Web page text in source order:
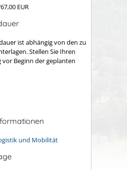
EUR
ist abhängig von den zu
Stellen Sie Ihren
Beginn der geplanten
und Mobilität